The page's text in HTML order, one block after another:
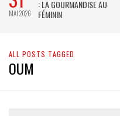
MAI 2026
: LA GOURMANDISE AU
FÉMININ
ALL POSTS TAGGED
OUM